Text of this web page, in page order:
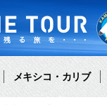
メキシコ・カリブ